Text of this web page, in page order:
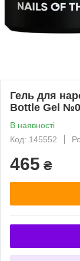
Гель для
Bottle Gel
В наявності
Код: 145552
465 ₴